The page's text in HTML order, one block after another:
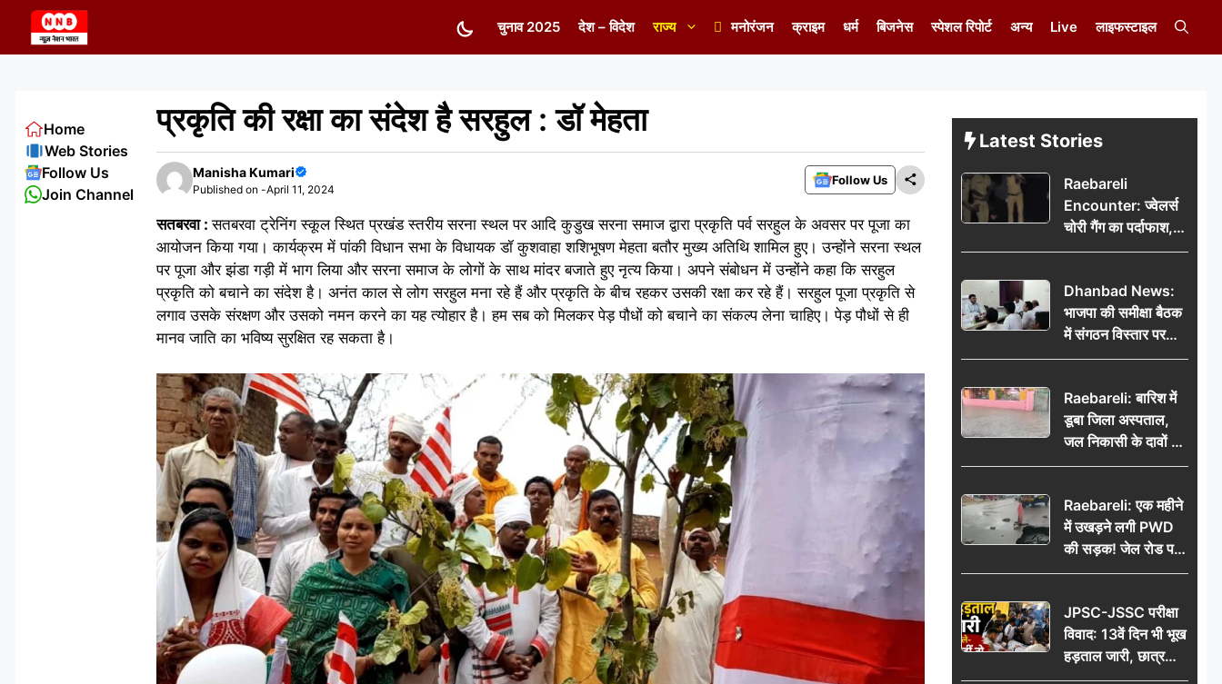
content
चुनाव 2025 देश – विदेश राज्य मनोरंजन क्राइम धर्म बिजनेस स्पेशल रिपोर्ट अन्य Live लाइफस्टाइल
प्रकृति की रक्षा का संदेश है सरहुल : डॉ मेहता
Manisha Kumari
Published on -April 11, 2024
Follow Us
सतबरवा :सतबरवा ट्रेनिंग स्कूल स्थित प्रखंड स्तरीय सरना स्थल पर आदि कुडुख सरना समाज द्वारा प्रकृति पर्व सरहुल के अवसर पर पूजा का
आयोजन किया गया। कार्यक्रम में पांकी विधान सभा के विधायक डॉ कुशवाहा शशिभूषण मेहता बतौर मुख्य अतिथि शामिल हुए। उन्होंने सरना स्थल
पर पूजा और झंडा गड़ी में भाग लिया और सरना समाज के लोगों के साथ मांदर बजाते हुए नृत्य किया। अपने संबोधन में उन्होंने कहा कि सरहुल
प्रकृति को बचाने का संदेश है। अनंत काल से लोग सरहुल मना रहे हैं और प्रकृति के बीच रहकर उसकी रक्षा कर रहे हैं। सरहुल पूजा प्रकृति से
लगाव उसके संरक्षण और उसको नमन करने का यह त्योहार है। हम सब को मिलकर पेड़ पौधों को बचाने का संकल्प लेना चाहिए। पेड़ पौधों से ही
मानव जाति का भविष्य सुरक्षित रह सकता है।
Home
Web Stories
Follow Us
Join Channel
Latest Stories
Raebareli
Encounter: ज्वेलर्स
चोरी गैंग का पर्दाफाश,
पुलिस मुठभेड़ में दो
किलो चांदी बरामद
Dhanbad News:
भाजपा की समीक्षा बैठक
में संगठन विस्तार पर
मंथन, बीडीओ से
जनसमस्याओं का विवरण
Raebareli: बारिश में
डूबा जिला अस्पताल,
जल निकासी के दावों की
खुली पोल
Raebareli: एक महीने
में उखड़ने लगी PWD
की सड़क! जेल रोड पर
गड्ढे ने खोली निर्माण
की उठी मांग
JPSC-JSSC परीक्षा
विवाद: 13वें दिन भी भूख
हड़ताल जारी, छात्र
बोले- जांच नहीं तो